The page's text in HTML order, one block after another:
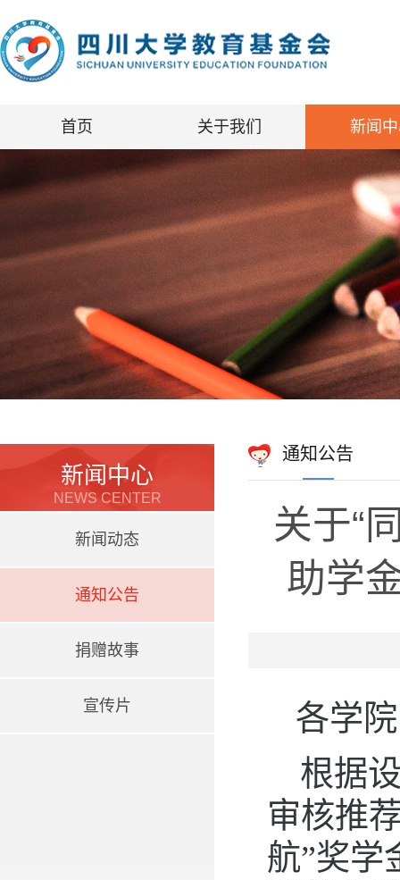
首页 关于我们 新闻
新闻中心
NEWS CENTER
新闻动态
通知公告
捐赠故事
宣传片
通知公告
关于“
助学
各学
根据
审核推
航”奖学